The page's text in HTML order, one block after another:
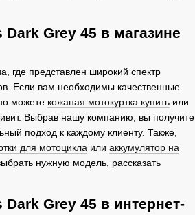
Grey 45 в магазине
где представлен широкий спектр
Если вам необходимы качественные
можете кожаная мотокуртка купить или
Выбрав нашу компанию, вы получите
подход к каждому клиенту. Также,
для мотоцикла или аккумулятор на
нужную модель, рассказать
Grey 45 в интернет-